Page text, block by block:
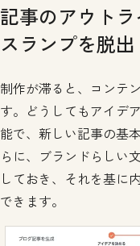
記事のアウト
スランプを脱出
制作が滞ると、コンテ
す。どうしてもアイデ
能で、新しい記事の基
らに、ブランドらしい
しておき、それを基に
できます。